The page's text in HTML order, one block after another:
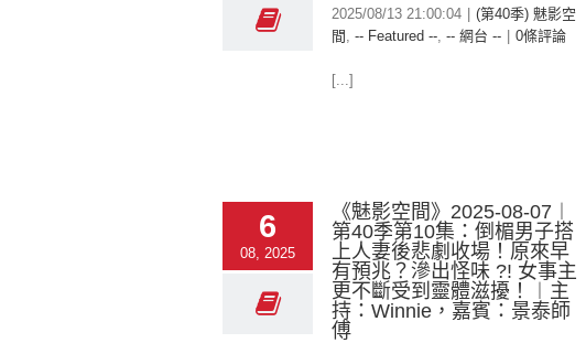
2025/08/13 21:00:04
(第40季) 魅影空
間 , -- Featured --, -- 網台 -- 0條評論
[...]
6
08, 2025
《魅影空間》2025-08-07︱
第40季第10集：倒楣男子搭
上人妻後悲劇收場！原來早
有預兆？滲出怪味 ?! 女事主
更不斷受到靈體滋擾！︱主
持：Winnie，嘉賓：景泰師
傅